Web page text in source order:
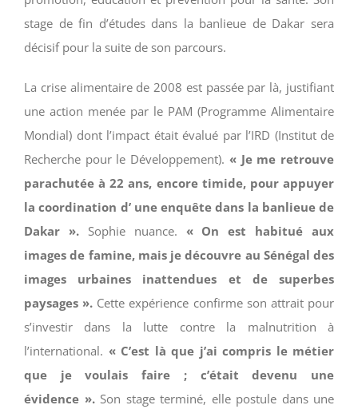
stage de fin d’études dans la banlieue de Dakar sera
décisif pour la suite de son parcours.
La crise alimentaire de 2008 est passée par là, justifiant
une action menée par le PAM (Programme Alimentaire
Mondial) dont l’impact était évalué par l’IRD (Institut de
Recherche pour le Développement). « Je me retrouve
parachutée à 22 ans, encore timide, pour appuyer
la coordination d’ une enquête dans la banlieue de
Dakar ».Sophie nuance. « On est habitué aux
images de famine, mais je découvre au Sénégal des
images urbaines inattendues et de superbes
paysages ». Cette expérience confirme son attrait pour
s’investir dans la lutte contre la malnutrition à
l’international. « C’est là que j’ai compris le métier
que je voulais faire ; c’était devenu une
évidence ».Son stage terminé, elle postule dans une